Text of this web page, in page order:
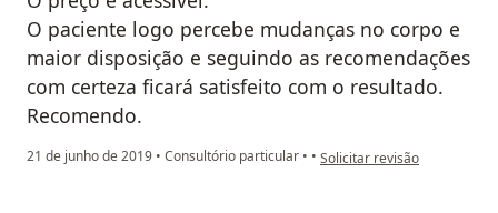
O paciente logo percebe mudanças no corpo e
maior disposição e seguindo as recomendações
com certeza ficará satisfeito com o resultado.
Recomendo.
21 de junho de 2019 • Consultório particular • • na opinião do utilizador Sua
Solicitar revisão